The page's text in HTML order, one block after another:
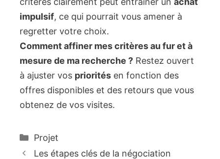
impulsif, ce qui pourrait vous amener à
regretter votre choix.
Comment affiner mes critères au fur et à
mesure de ma recherche ? Restez ouvert
à ajuster vos priorités en fonction des
offres disponibles et des retours que vous
obtenez de vos visites.
Catégories
Projet
Les étapes clés de la négociation